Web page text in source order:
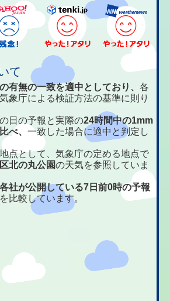
て
有無の一致を適中としており、各
象庁による検証方法の基準に則り
日の予報と実際の24時間中の1mm
べ、一致した場合に適中と判定し
点として、気象庁の定める地点で
北の丸公園の天気を参照していま
各社が公開している7日前0時の予報
比較しています。